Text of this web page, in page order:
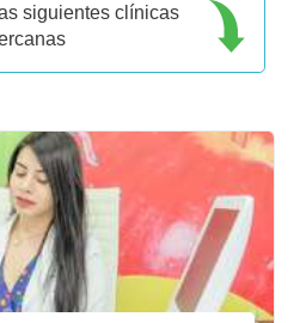
siguientes clínicas